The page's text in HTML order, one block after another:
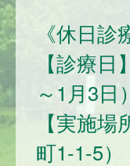
《休日
【診療
～1月3日）
【実施
町1-1-5）